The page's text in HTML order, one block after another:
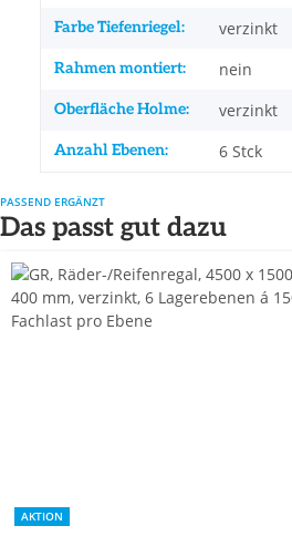
Farbe Tiefenriegel: verzinkt
Rahmen montiert: nein
Oberfläche Holme: verzinkt
Anzahl Ebenen: 6 Stck
PASSEND ERGÄNZT
Das passt gut dazu
AKTION